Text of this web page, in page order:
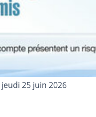
jeudi 25 juin 2026